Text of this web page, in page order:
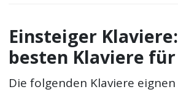
Einsteiger
besten Klaviere
Die folgenden Klaviere